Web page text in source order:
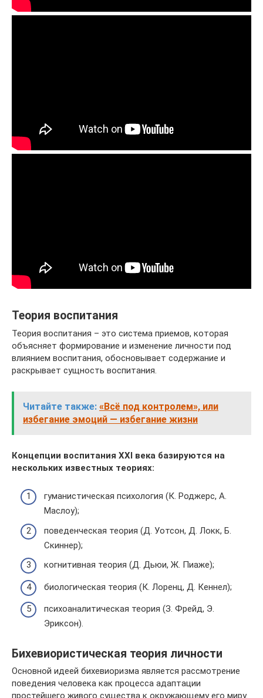
Теория воспитания
Теория воспитания – это система приемов, которая
объясняет формирование и изменение личности под
влиянием воспитания, обосновывает содержание и
раскрывает сущность воспитания.
Читайте также: «Всё под контролем», или
избегание эмоций — избегание жизни
Концепции воспитания XXI века базируются на
нескольких известных теориях:
гуманистическая психология (К. Роджерс, А.
Маслоу);
поведенческая теория (Д. Уотсон, Д. Локк, Б.
Скиннер);
когнитивная теория (Д. Дьюи, Ж. Пиаже);
биологическая теория (К. Лоренц, Д. Кеннел);
психоаналитическая теория (З. Фрейд, Э.
Эриксон).
Бихевиористическая теория личности
Основной идеей бихевиоризма является рассмотрение
поведения человека как процесса адаптации
простейшего живого существа к окружающему его миру.